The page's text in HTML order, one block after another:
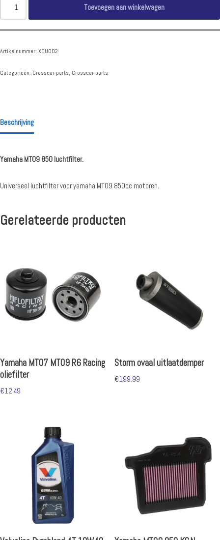
Toevoegen aan winkelwagen
Artikelnummer: XCU002
Categorieën: Crosscar parts, Crosscar parts
Beschrijving
Yamaha MT09 850 luchtfilter.
Universeel luchtfilter voor yamaha MT09 850cc motoren.
Gerelateerde producten
Yamaha MT07 MT09 R6 Racing
oliefilter
€12.49
Storm ovaal uitlaatdemper
€199.99